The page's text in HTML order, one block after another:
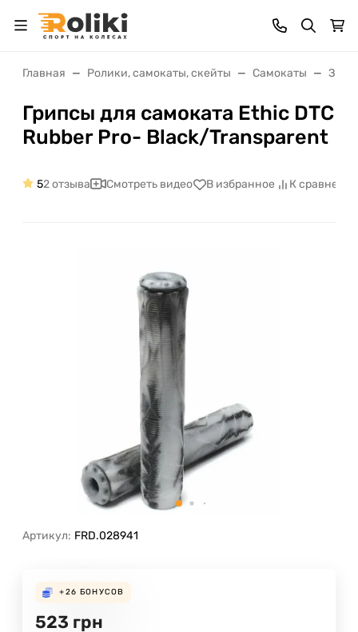
Главная Ролики, самокаты, скейты Самокаты
Грипсы для самоката Ethic DTC
Rubber Pro- Black/Transparent
52 отзыва Смотреть видео В избранное К
Артикул: FRD.028941
+26 БОНУСОВ
523 грн